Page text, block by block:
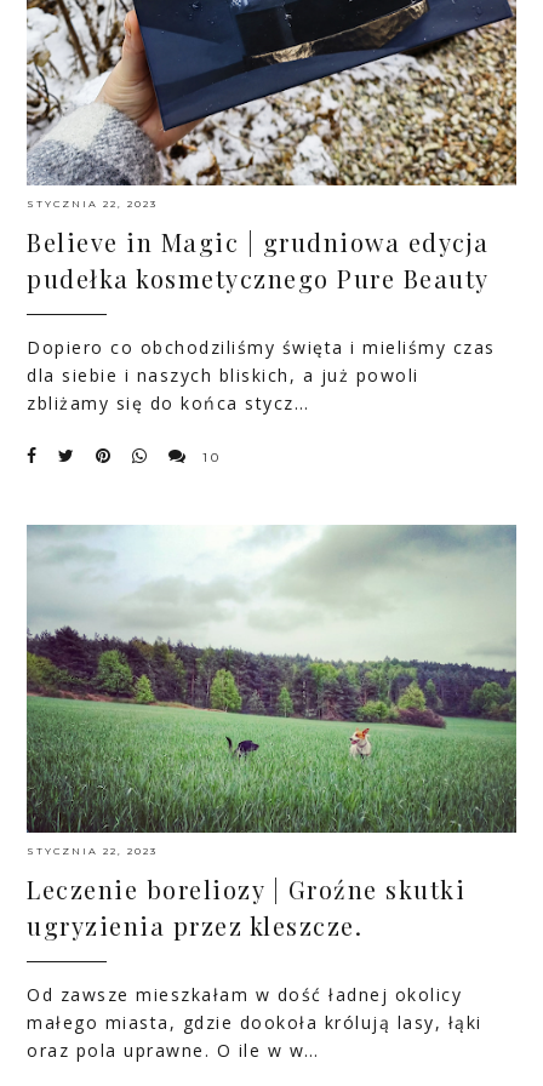
STYCZNIA 22, 2023
Believe in Magic | grudniowa edycja
pudełka kosmetycznego Pure Beauty
Dopiero co obchodziliśmy święta i mieliśmy czas
dla siebie i naszych bliskich, a już powoli
zbliżamy się do końca stycz…
10
STYCZNIA 22, 2023
Leczenie boreliozy | Groźne skutki
ugryzienia przez kleszcze.
Od zawsze mieszkałam w dość ładnej okolicy
małego miasta, gdzie dookoła królują lasy, łąki
oraz pola uprawne. O ile w w…